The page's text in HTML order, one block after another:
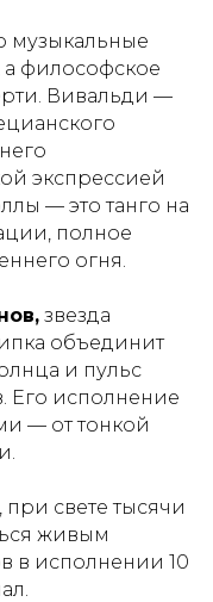
музыкальные
философское
Вивальди —
экспрессией
— это танго на
полное
огня.
звезда
объединит
и пульс
Его исполнение
— от тонкой
свете тысячи
живым
в исполнении 10